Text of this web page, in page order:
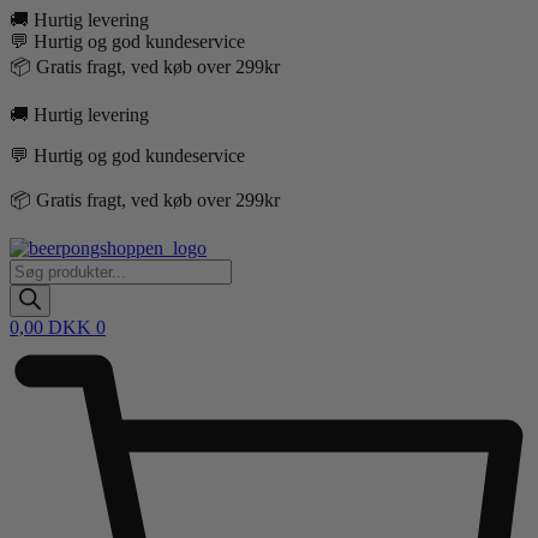
Videre
til
indhold
🚚 Hurtig levering
💬 Hurtig og god kundeservice
📦 Gratis fragt, ved køb over 299kr
🚚 Hurtig levering
💬 Hurtig og god kundeservice
📦 Gratis fragt, ved køb over 299kr
Products
search
0,00 DKK 0